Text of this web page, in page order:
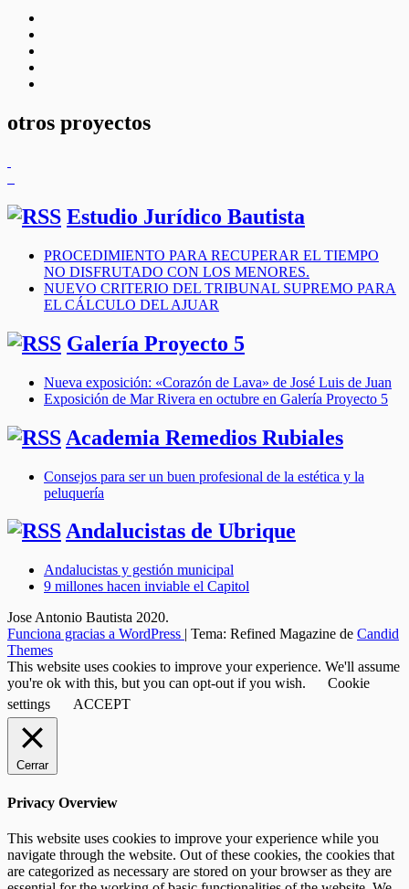
otros proyectos
Estudio Jurídico Bautista
PROCEDIMIENTO PARA RECUPERAR EL TIEMPO
NO DISFRUTADO CON LOS MENORES.
NUEVO CRITERIO DEL TRIBUNAL SUPREMO PARA
EL CÁLCULO DEL AJUAR
Galería Proyecto 5
Nueva exposición: «Corazón de Lava» de José Luis de Juan
Exposición de Mar Rivera en octubre en Galería Proyecto 5
Academia Remedios Rubiales
Consejos para ser un buen profesional de la estética y la
peluquería
Andalucistas de Ubrique
Andalucistas y gestión municipal
9 millones hacen inviable el Capitol
Jose Antonio Bautista 2020.
Funciona gracias a WordPress | Tema: Refined Magazine de Candid
Themes
This website uses cookies to improve your experience. We'll assume
you're ok with this, but you can opt-out if you wish.
Cookie
settings
ACCEPT
Cerrar
Privacy Overview
This website uses cookies to improve your experience while you
navigate through the website. Out of these cookies, the cookies that
are categorized as necessary are stored on your browser as they are